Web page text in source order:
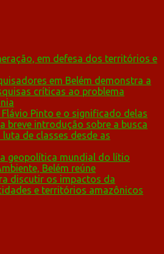
em defesa dos territórios e
em Belém demonstra a
críticas ao problema
Pinto e o significado delas
breve introdução sobre a busca
de classes desde as
geopolítica mundial do lítio
Belém reúne
discutir os impactos da
e territórios amazônicos